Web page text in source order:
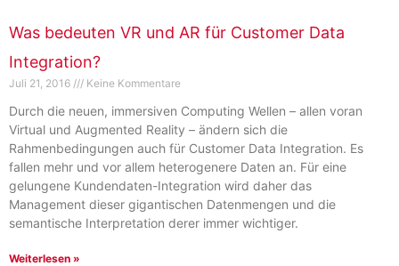
Was bedeuten VR und AR für Customer Data
Integration?
Juli 21, 2016 Keine Kommentare
Durch die neuen, immersiven Computing Wellen – allen voran
Virtual und Augmented Reality – ändern sich die
Rahmenbedingungen auch für Customer Data Integration. Es
fallen mehr und vor allem heterogenere Daten an. Für eine
gelungene Kundendaten-Integration wird daher das
Management dieser gigantischen Datenmengen und die
semantische Interpretation derer immer wichtiger.
Weiterlesen »